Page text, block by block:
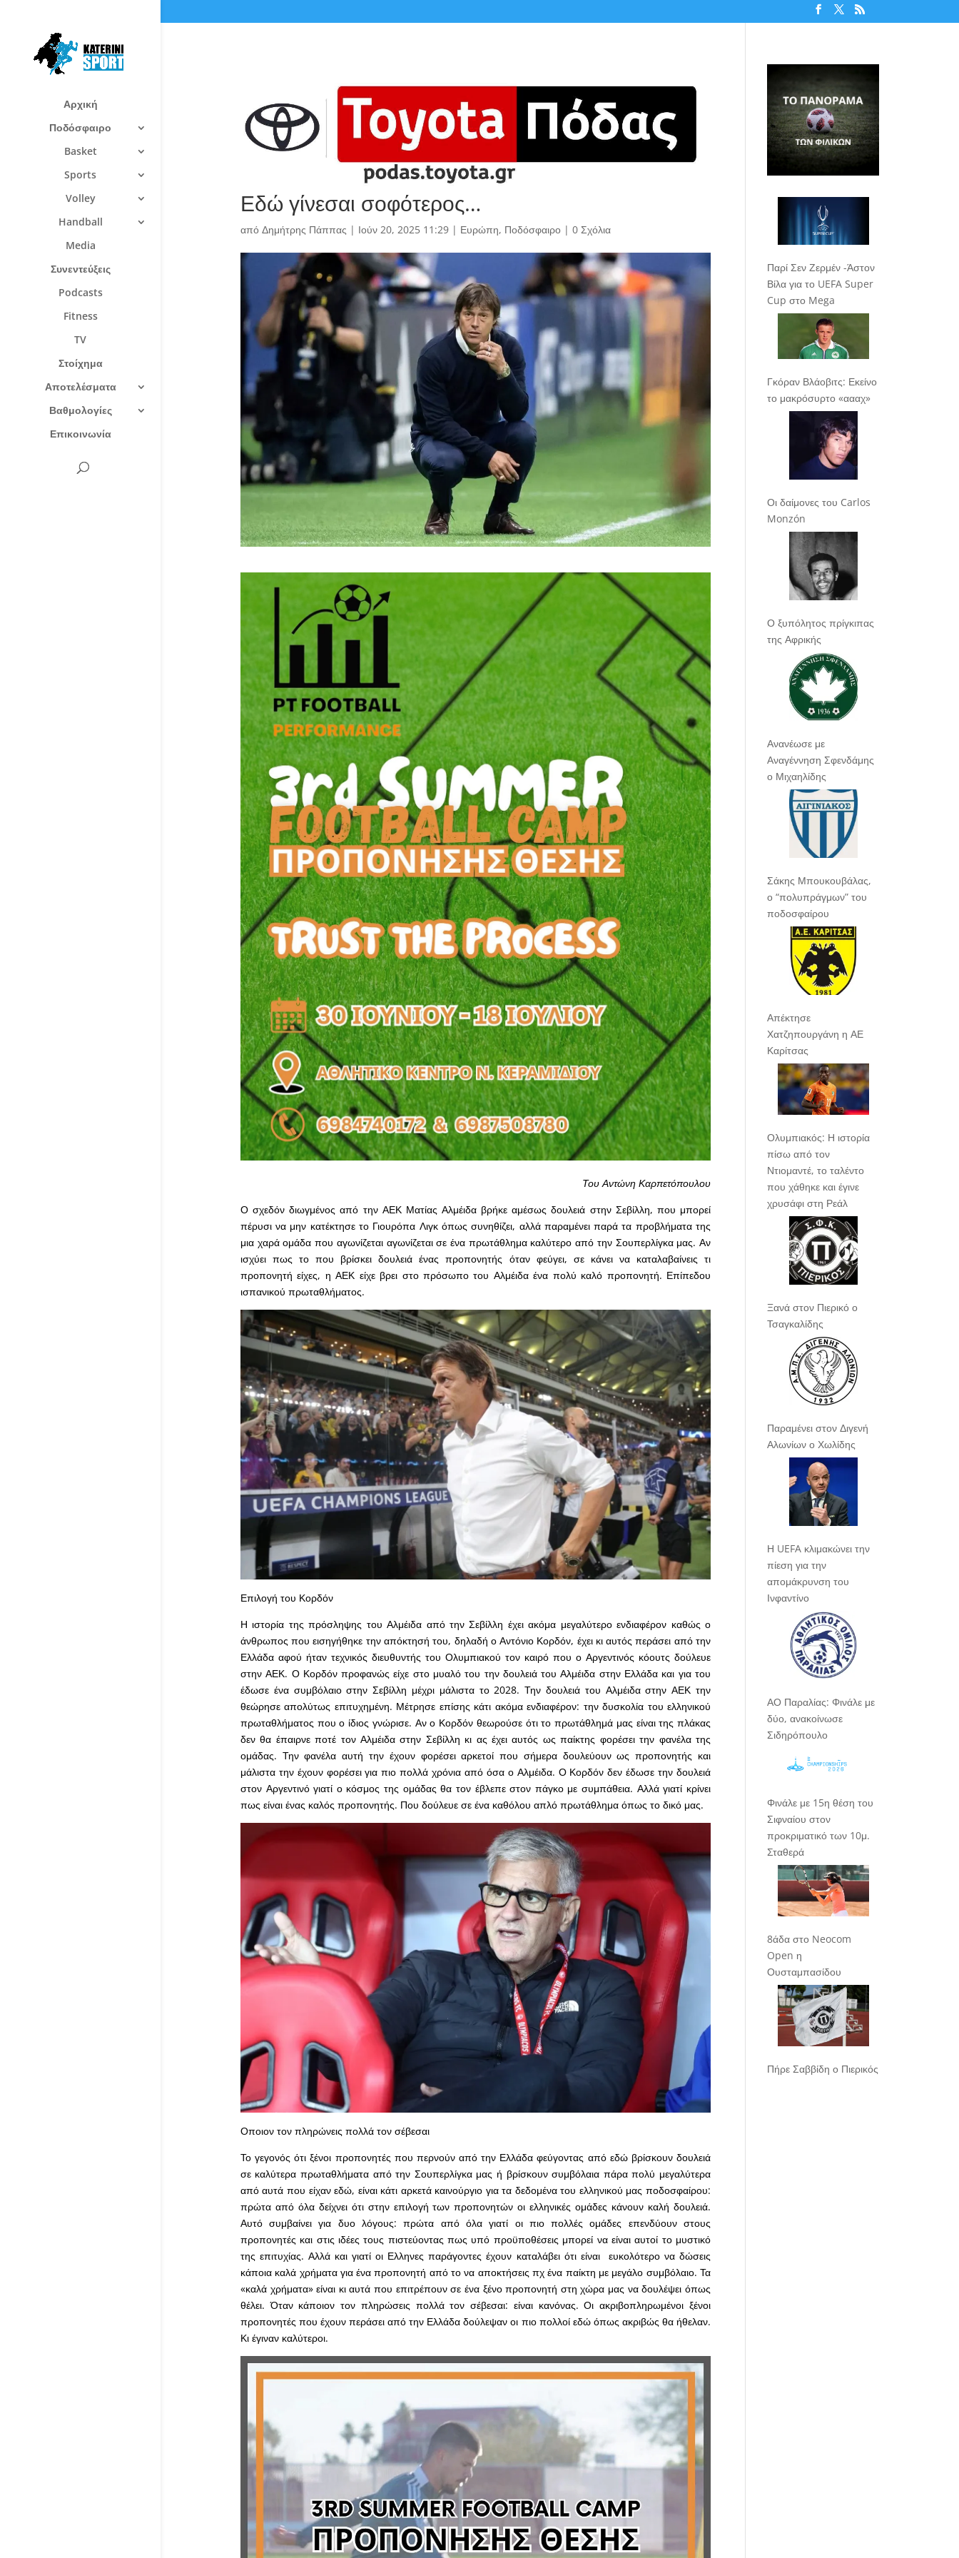
Αρχική
Ποδόσφαιρο
Basket
Sports
Volley
Handball
Media
Συνεντεύξεις
Podcasts
Fitness
TV
Στοίχημα
Αποτελέσματα
Βαθμολογίες
Επικοινωνία
Εδώ γίνεσαι σοφότερος…
από Δημήτρης Πάππας | Ιούν 20, 2025 11:29| Ευρώπη, Ποδόσφαιρο| 0 Σχόλια
Του Αντώνη Καρπετόπουλου
Ο σχεδόν διωγμένος από την ΑΕΚ Ματίας Αλμέιδα βρήκε αμέσως δουλειά στην Σεβίλλη, που μπορεί
πέρυσι να μην κατέκτησε το Γιουρόπα Λιγκ όπως συνηθίζει, αλλά παραμένει παρά τα προβλήματα της
μια χαρά ομάδα που αγωνίζεται αγωνίζεται σε ένα πρωτάθλημα καλύτερο από την Σουπερλίγκα μας. Αν
ισχύει πως το που βρίσκει δουλειά ένας προπονητής όταν φεύγει, σε κάνει να καταλαβαίνεις τι
προπονητή είχες, η ΑΕΚ είχε βρει στο πρόσωπο του Αλμέιδα ένα πολύ καλό προπονητή. Επίπεδου
ισπανικού πρωταθλήματος.
Επιλογή του Κορδόν
Η ιστορία της πρόσληψης του Αλμέιδα από την Σεβίλλη έχει ακόμα μεγαλύτερο ενδιαφέρον καθώς ο
άνθρωπος που εισηγήθηκε την απόκτησή του, δηλαδή ο Αντόνιο Κορδόν, έχει κι αυτός περάσει από την
Ελλάδα αφού ήταν τεχνικός διευθυντής του Ολυμπιακού τον καιρό που ο Αργεντινός κόουτς δούλευε
στην ΑΕΚ. Ο Κορδόν προφανώς είχε στο μυαλό του την δουλειά του Αλμέιδα στην Ελλάδα και για του
έδωσε ένα συμβόλαιο στην Σεβίλλη μέχρι μάλιστα το 2028. Την δουλειά του Αλμέιδα στην ΑΕΚ την
θεώρησε απολύτως επιτυχημένη. Μέτρησε επίσης κάτι ακόμα ενδιαφέρον: την δυσκολία του ελληνικού
πρωταθλήματος που ο ίδιος γνώρισε. Αν ο Κορδόν θεωρούσε ότι το πρωτάθλημά μας είναι της πλάκας
δεν θα έπαιρνε ποτέ τον Αλμέιδα στην Σεβίλλη κι ας έχει αυτός ως παίκτης φορέσει την φανέλα της
ομάδας. Την φανέλα αυτή την έχουν φορέσει αρκετοί που σήμερα δουλεύουν ως προπονητής και
μάλιστα την έχουν φορέσει για πιο πολλά χρόνια από όσα ο Αλμέιδα. Ο Κορδόν δεν έδωσε την δουλειά
στον Αργεντινό γιατί ο κόσμος της ομάδας θα τον έβλεπε στον πάγκο με συμπάθεια. Αλλά γιατί κρίνει
πως είναι ένας καλός προπονητής. Που δούλευε σε ένα καθόλου απλό πρωτάθλημα όπως το δικό μας.
Οποιον τον πληρώνεις πολλά τον σέβεσαι
Το γεγονός ότι ξένοι προπονητές που περνούν από την Ελλάδα φεύγοντας από εδώ βρίσκουν δουλειά
σε καλύτερα πρωταθλήματα από την Σουπερλίγκα μας ή βρίσκουν συμβόλαια πάρα πολύ μεγαλύτερα
από αυτά που είχαν εδώ, είναι κάτι αρκετά καινούργιο για τα δεδομένα του ελληνικού μας ποδοσφαίρου:
πρώτα από όλα δείχνει ότι στην επιλογή των προπονητών οι ελληνικές ομάδες κάνουν καλή δουλειά.
Αυτό συμβαίνει για δυο λόγους: πρώτα από όλα γιατί οι πιο πολλές ομάδες επενδύουν στους
προπονητές και στις ιδέες τους πιστεύοντας πως υπό προϋποθέσεις μπορεί να είναι αυτοί το μυστικό
της επιτυχίας. Αλλά και γιατί οι Ελληνες παράγοντες έχουν καταλάβει ότι είναι ευκολότερο να δώσεις
κάποια καλά χρήματα για ένα προπονητή από το να αποκτήσεις πχ ένα παίκτη με μεγάλο συμβόλαιο. Τα
«καλά χρήματα» είναι κι αυτά που επιτρέπουν σε ένα ξένο προπονητή στη χώρα μας να δουλέψει όπως
θέλει. Όταν κάποιον τον πληρώσεις πολλά τον σέβεσαι: είναι κανόνας. Οι ακριβοπληρωμένοι ξένοι
προπονητές που έχουν περάσει από την Ελλάδα δούλεψαν οι πιο πολλοί εδώ όπως ακριβώς θα ήθελαν.
Κι έγιναν καλύτεροι.
Παρί Σεν Ζερμέν -Άστον
Βίλα για το UEFA Super
Cup στο Mega
Γκόραν Βλάοβιτς: Εκείνο
το μακρόσυρτο «αααχ»
Οι δαίμονες του Carlos
Monzón
Ο ξυπόλητος πρίγκιπας
της Αφρικής
Ανανέωσε με
Αναγέννηση Σφενδάμης
ο Μιχαηλίδης
Σάκης Μπουκουβάλας,
ο “πολυπράγμων” του
ποδοσφαίρου
Απέκτησε
Χατζηπουργάνη η ΑΕ
Καρίτσας
Ολυμπιακός: Η ιστορία
πίσω από τον
Ντιομαντέ, το ταλέντο
που χάθηκε και έγινε
χρυσάφι στη Ρεάλ
Ξανά στον Πιερικό ο
Τσαγκαλίδης
Παραμένει στον Διγενή
Αλωνίων ο Χωλίδης
Η UEFA κλιμακώνει την
πίεση για την
απομάκρυνση του
Ινφαντίνο
ΑΟ Παραλίας: Φινάλε με
δύο, ανακοίνωσε
Σιδηρόπουλο
Φινάλε με 15η θέση του
Σιφναίου στον
προκριματικό των 10μ.
Σταθερά
8άδα στο Neocom
Open η
Ουσταμπασίδου
Πήρε Σαββίδη ο Πιερικός